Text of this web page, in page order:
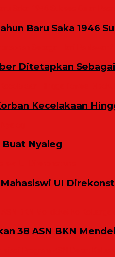
Baru Saka 1946
Ditetapkan
Kecelakaan
Buat Nyaleg
UI
38 ASN BKN